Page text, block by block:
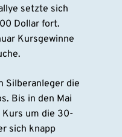
setzte sich
Dollar fort.
Kursgewinne
Silberanleger die
Bis in den Mai
um die 30-
sich knapp